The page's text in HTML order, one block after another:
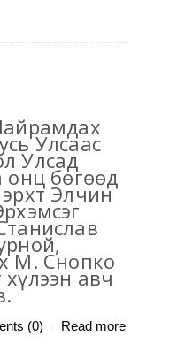
Улсаас
Улсад
онц бөгөөд
Элчин
М. Снопко
авч
(0)
Read more